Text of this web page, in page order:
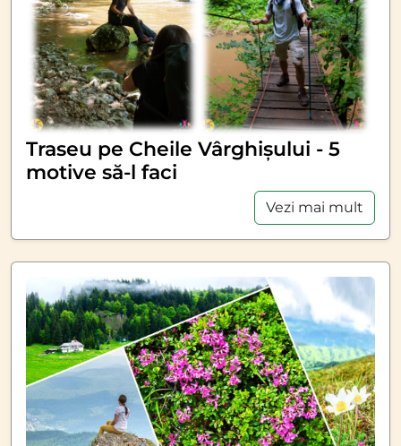
Traseu pe Cheile Vârghișului - 5
motive să-l faci
Vezi mai mult